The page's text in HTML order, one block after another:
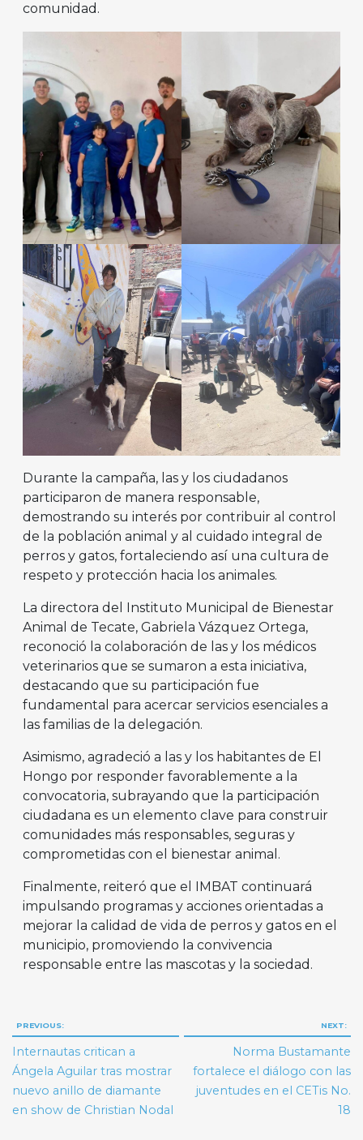
comunidad.
Durante la campaña, las y los ciudadanos
participaron de manera responsable,
demostrando su interés por contribuir al control
de la población animal y al cuidado integral de
perros y gatos, fortaleciendo así una cultura de
respeto y protección hacia los animales.
La directora del Instituto Municipal de Bienestar
Animal de Tecate, Gabriela Vázquez Ortega,
reconoció la colaboración de las y los médicos
veterinarios que se sumaron a esta iniciativa,
destacando que su participación fue
fundamental para acercar servicios esenciales a
las familias de la delegación.
Asimismo, agradeció a las y los habitantes de El
Hongo por responder favorablemente a la
convocatoria, subrayando que la participación
ciudadana es un elemento clave para construir
comunidades más responsables, seguras y
comprometidas con el bienestar animal.
Finalmente, reiteró que el IMBAT continuará
impulsando programas y acciones orientadas a
mejorar la calidad de vida de perros y gatos en el
municipio, promoviendo la convivencia
responsable entre las mascotas y la sociedad.
Navegación
de
entradas
PREVIOUS:
Internautas critican a
Ángela Aguilar tras mostrar
nuevo anillo de diamante
en show de Christian Nodal
NEXT:
Norma Bustamante
fortalece el diálogo con las
juventudes en el CETis No.
18